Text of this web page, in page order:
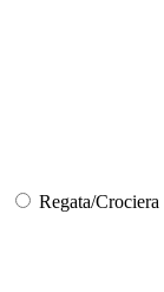
Regata/Crociera